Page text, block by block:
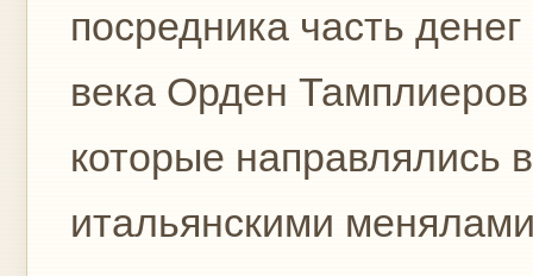
посредника часть
века Орден
которые направлялись
итальянскими